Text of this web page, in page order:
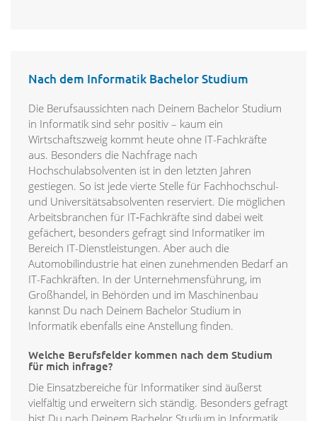
Nach dem Informatik Bachelor Studium
Die Berufsaussichten nach Deinem Bachelor Studium
in Informatik sind sehr positiv – kaum ein
Wirtschaftszweig kommt heute ohne IT-Fachkräfte
aus. Besonders die Nachfrage nach
Hochschulabsolventen ist in den letzten Jahren
gestiegen. So ist jede vierte Stelle für Fachhochschul-
und Universitätsabsolventen reserviert. Die möglichen
Arbeitsbranchen für IT‑Fachkräfte sind dabei weit
gefächert, besonders gefragt sind Informatiker im
Bereich IT-Dienstleistungen. Aber auch die
Automobilindustrie hat einen zunehmenden Bedarf an
IT-Fachkräften. In der Unternehmensführung, im
Großhandel, in Behörden und im Maschinenbau
kannst Du nach Deinem Bachelor Studium in
Informatik ebenfalls eine Anstellung finden.
Welche Berufsfelder kommen nach dem Studium
für mich infrage?
Die Einsatzbereiche für Informatiker sind äußerst
vielfältig und erweitern sich ständig. Besonders gefragt